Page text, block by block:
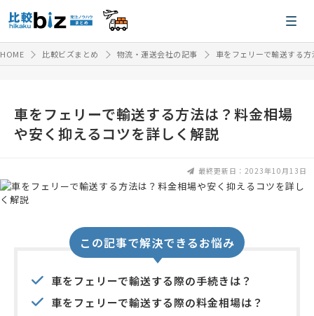
HOME 比較ビズまとめ 物流・運送会社の記事 車をフェリーで輸送する
車をフェリーで輸送する方法は？料金相場
や安く抑えるコツを詳しく解説
最終更新日：2023年10月13日
この記事で解決できるお悩み
車をフェリーで輸送する際の手続きは？
車をフェリーで輸送する際の料金相場は？